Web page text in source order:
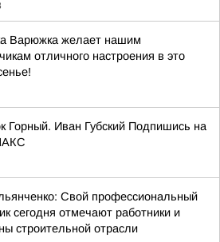
Варюжка желает нашим
отличного настроения в это
Горный. Иван Губский Подпишись на
Свой профессиональный
сегодня отмечают работники и
строительной отрасли